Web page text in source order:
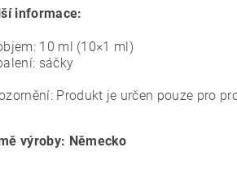
informace:
10 ml (10×1 ml)
sáčky
Produkt je určen pouze pro
výroby: Německo